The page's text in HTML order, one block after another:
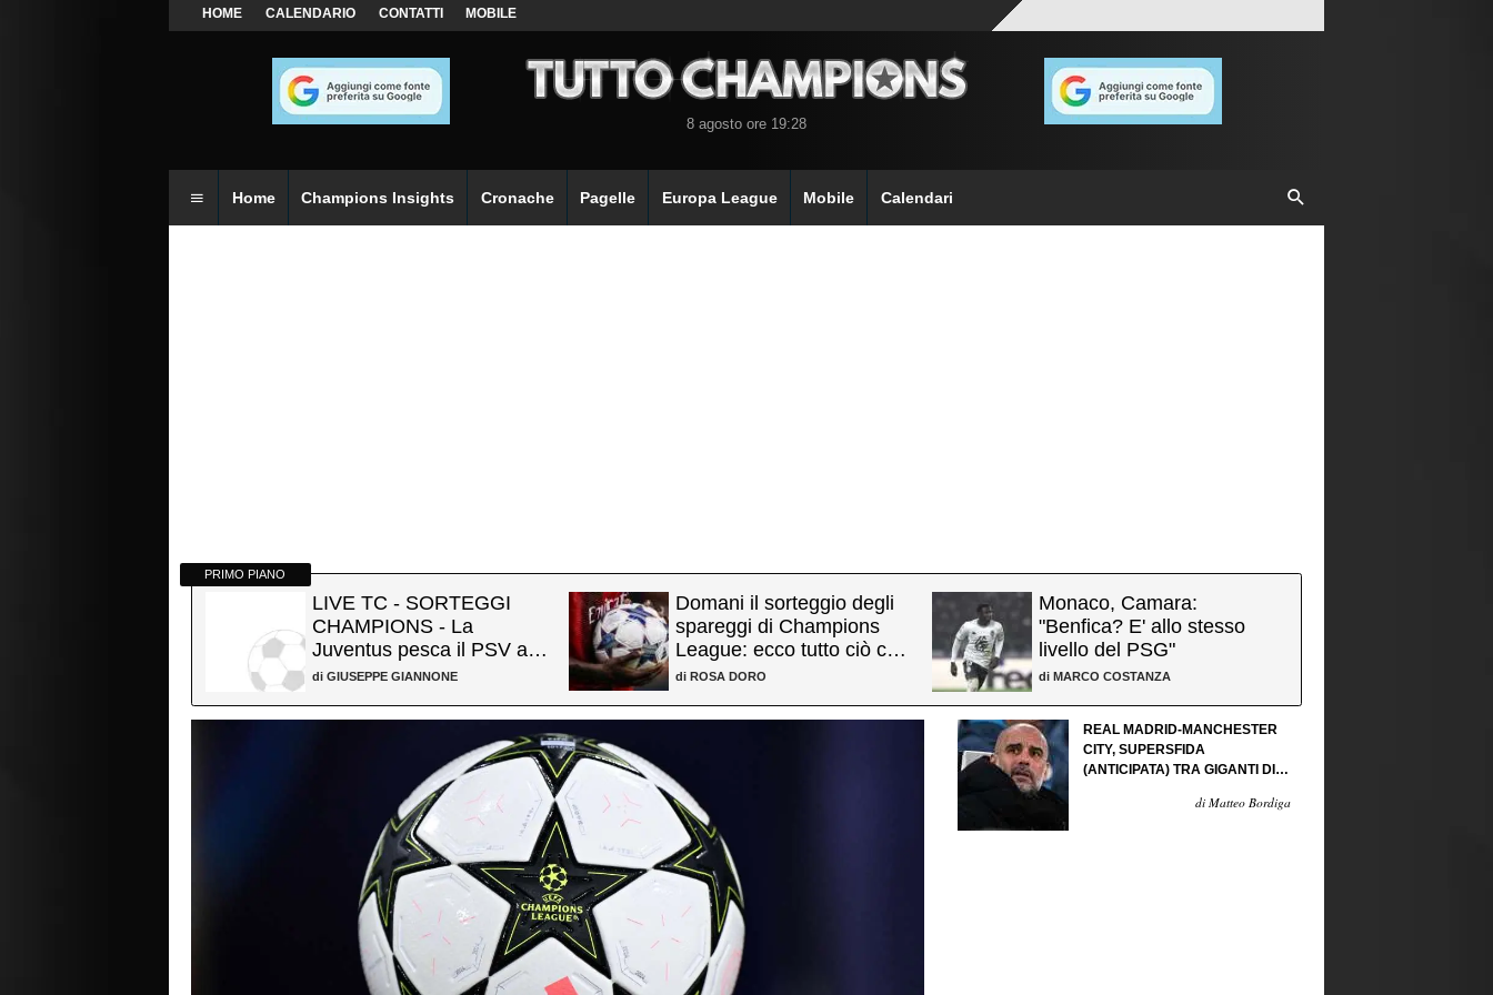
HOME CALENDARIO CONTATTI MOBILE
8 agosto ore 19:28
Home Champions Insights Cronache Pagelle Europa League Mobile Calendari
PRIMO PIANO
LIVE TC - SORTEGGI
CHAMPIONS - La
Juventus pesca il PSV al
playoff, evitato il derby
diGIUSEPPE GIANNONE
Domani il sorteggio degli
spareggi di Champions
League: ecco tutto ciò che
c'è da sapere
diROSA DORO
Monaco, Camara:
"Benfica? E' allo stesso
livello del PSG"
diMARCO COSTANZA
REAL MADRID-MANCHESTER
CITY, SUPERSFIDA
(ANTICIPATA) TRA GIGANTI DI
di Matteo Bordiga